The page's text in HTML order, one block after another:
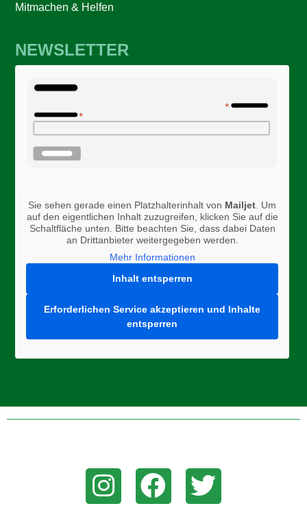
Mitmachen & Helfen
NEWSLETTER
Sie sehen gerade einen Platzhalterinhalt von Mailjet . Um
auf den eigentlichen Inhalt zuzugreifen, klicken Sie auf die
Schaltfläche unten. Bitte beachten Sie, dass dabei Daten
an Drittanbieter weitergegeben werden.
Mehr Informationen
Inhalt entsperren
Erforderlichen Service akzeptieren und Inhalte
entsperren